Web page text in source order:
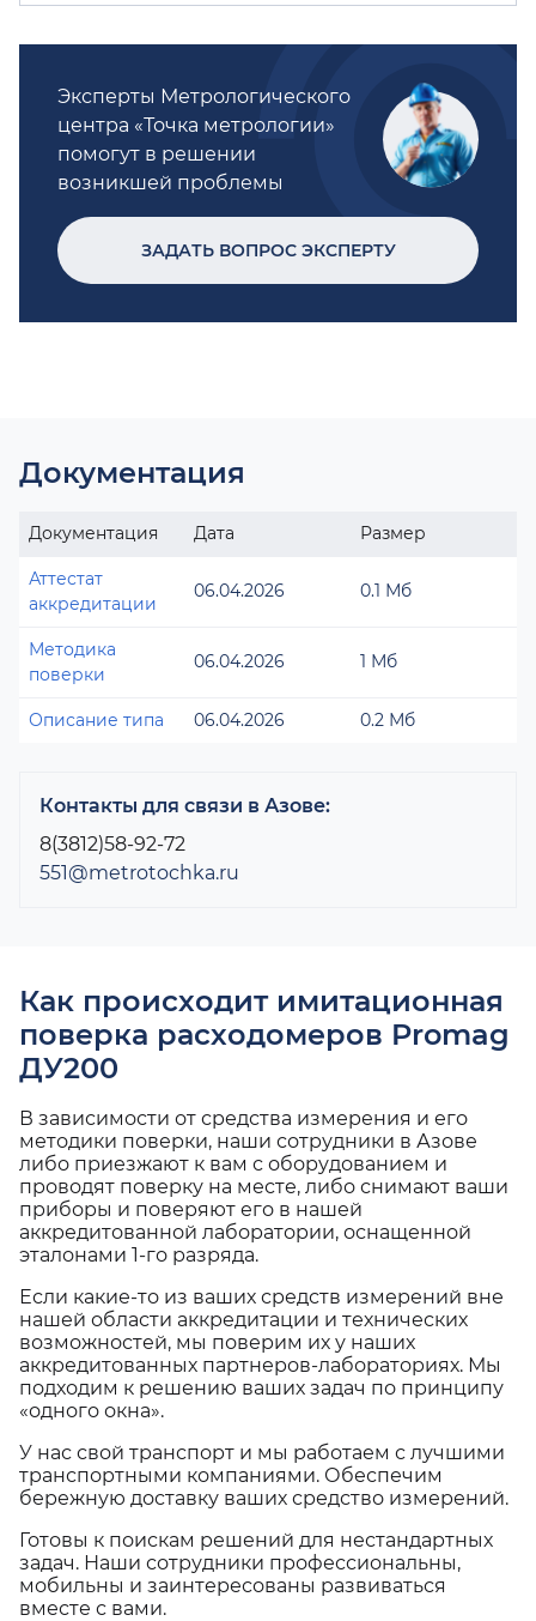
Эксперты Метрологического
центра «Точка метрологии»
помогут в решении
возникшей проблемы
ЗАДАТЬ ВОПРОС ЭКСПЕРТУ
Документация
Документация Дата Размер
Аттестат
аккредитации
06.04.2026 0.1 Мб
Методика
поверки
06.04.2026 1 Мб
Описание типа 06.04.2026 0.2 Мб
Контакты для связи в Азове:
8(3812)58-92-72
551@metrotochka.ru
Как происходит имитационная
поверка расходомеров Promag
ДУ200
В зависимости от средства измерения и его
методики поверки, наши сотрудники в Азове
либо приезжают к вам с оборудованием и
проводят поверку на месте, либо снимают ваши
приборы и поверяют его в нашей
аккредитованной лаборатории, оснащенной
эталонами 1-го разряда.
Если какие-то из ваших средств измерений вне
нашей области аккредитации и технических
возможностей, мы поверим их у наших
аккредитованных партнеров-лабораториях. Мы
подходим к решению ваших задач по принципу
«одного окна».
У нас свой транспорт и мы работаем с лучшими
транспортными компаниями. Обеспечим
бережную доставку ваших средство измерений.
Готовы к поискам решений для нестандартных
задач. Наши сотрудники профессиональны,
мобильны и заинтересованы развиваться
вместе с вами.